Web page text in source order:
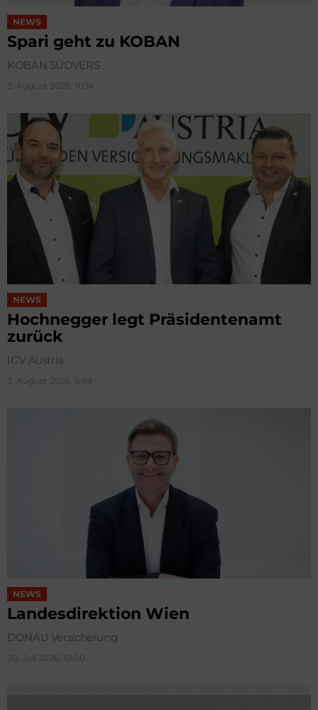
NEWS
Spari geht zu KOBAN
KOBAN SÜDVERS
3. August 2026, 11:04
NEWS
Hochnegger legt Präsidentenamt
zurück
IGV Austria
3. August 2026, 6:49
NEWS
Landesdirektion Wien
DONAU Versicherung
30. Juli 2026, 10:00